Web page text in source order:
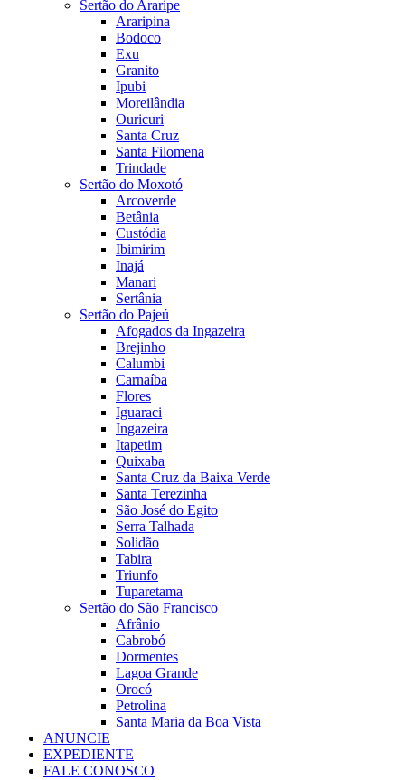
Sertão do Araripe
Araripina
Bodoco
Exu
Granito
Ipubi
Moreilândia
Ouricuri
Santa Cruz
Santa Filomena
Trindade
Sertão do Moxotó
Arcoverde
Betânia
Custódia
Ibimirim
Inajá
Manari
Sertânia
Sertão do Pajeú
Afogados da Ingazeira
Brejinho
Calumbi
Carnaíba
Flores
Iguaraci
Ingazeira
Itapetim
Quixaba
Santa Cruz da Baixa Verde
Santa Terezinha
São José do Egito
Serra Talhada
Solidão
Tabira
Triunfo
Tuparetama
Sertão do São Francisco
Afrânio
Cabrobó
Dormentes
Lagoa Grande
Orocó
Petrolina
Santa Maria da Boa Vista
ANUNCIE
EXPEDIENTE
FALE CONOSCO